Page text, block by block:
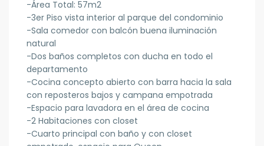
-Área Total: 57m2
-3er Piso vista interior al parque del condominio
-Sala comedor con balcón buena iluminación
natural
-Dos baños completos con ducha en todo el
departamento
-Cocina concepto abierto con barra hacia la sala
con reposteros bajos y campana empotrada
-Espacio para lavadora en el área de cocina
-2 Habitaciones con closet
-Cuarto principal con baño y con closet